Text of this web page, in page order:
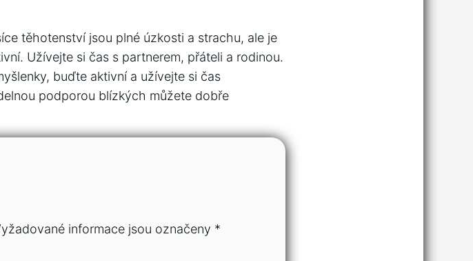
těhotenství jsou plné úzkosti a strachu, ale je
Užívejte si čas s partnerem, přáteli a rodinou.
buďte aktivní a užívejte si čas
podporou blízkých můžete dobře
informace jsou označeny *